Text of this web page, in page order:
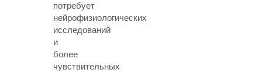
потребует
нейрофизиологических
исследований
и
более
чувствительных